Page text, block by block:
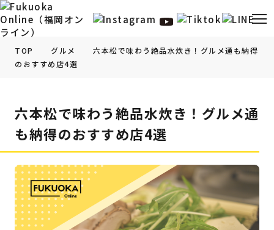
福岡の観光・お出かけ情報
福岡のイベント情報
福岡の ビューティー情報
福岡のフィットネス情報
TOP グルメ
六本松で味わう絶品水炊き！グルメ通も納得
のおすすめ店4選
六本松で味わう絶品水炊き！グルメ通
も納得のおすすめ店4選